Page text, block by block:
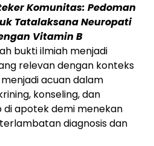
Komunitas: Pedoman
Tatalaksana Neuropati
Vitamin B
bukti ilmiah menjadi
relevan dengan konteks
acuan dalam
konseling, dan
apotek demi menekan
diagnosis dan